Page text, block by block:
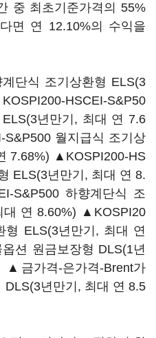
중 최초기준가격의 55%
면 연 12.10%의 수익을
단식 조기상환형 ELS(3
HSCEI-S&P50
년만기, 최대 연 7.6
월지급식 조기상
7.68%) ▲KOSPI200-HS
ELS(3년만기, 최대 연 8.
S&P500 하향계단식 조
대 연 8.60%) ▲KOSPI20
형 ELS(3년만기, 최대 연
션 원금보장형 DLS(1년
▲금가격-은가격-Brent가
년만기, 최대 연 8.5